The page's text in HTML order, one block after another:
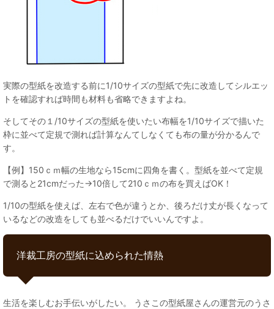
実際の型紙を改造する前に1/10サイズの型紙で先に改造してシルエッ
トを確認すれば時間も材料も省略できますよね。
そしてその１/10サイズの型紙を使いたい布幅を1/10サイズで描いた
枠に並べて定規で測れば計算なんてしなくても布の量が分かるんで
す。
【例】150ｃｍ幅の生地なら15cmに四角を書く。型紙を並べて定規
で測ると21cmだった→10倍して210ｃｍの布を買えばOK！
1/10の型紙を使えば、左右で色が違うとか、後ろだけ丈が長くなって
いるなどの改造をしても並べるだけでいいんですよ。
洋裁工房の型紙に込められた情熱
生活を楽しむお手伝いがしたい。 うさこの型紙屋さんの運営元のうさ